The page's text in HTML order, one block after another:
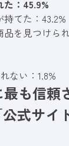
：45.9%
てた：43.2%
を見つけら
ない：1.8%
も信頼
公式サイ